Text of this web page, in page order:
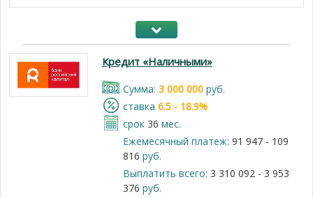
Кредит «Наличными»
Cумма: 3 000 000руб.
cтавка 6.5 - 18.9%
срок 36 мес.
Ежемесячный платеж: 91 947 - 109
816 руб.
Выплатить всего: 3 310 092 - 3 953
376 руб.